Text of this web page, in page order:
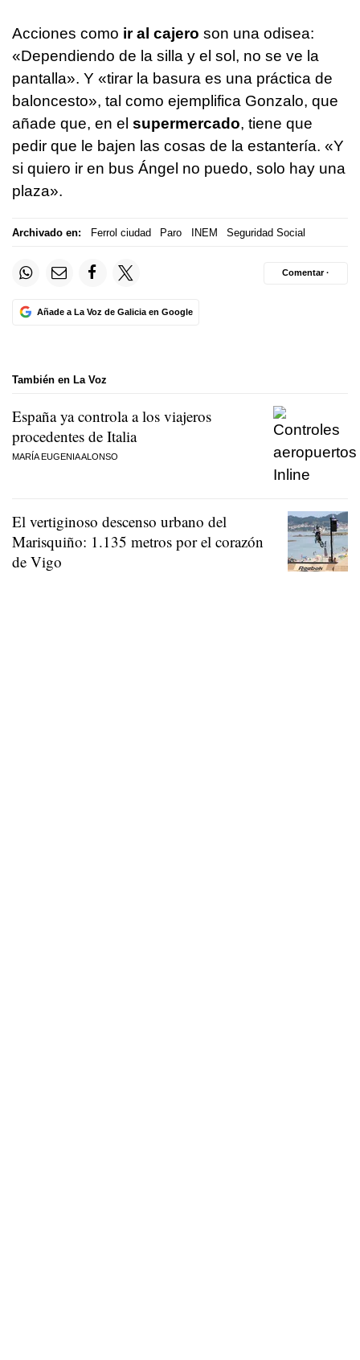
Acciones como ir al cajero son una odisea:
«Dependiendo de la silla y el sol, no se ve la
pantalla». Y «tirar la basura es una práctica de
baloncesto», tal como ejemplifica Gonzalo, que
añade que, en el supermercado, tiene que
pedir que le bajen las cosas de la estantería. «Y
si quiero ir en bus Ángel no puedo, solo hay una
plaza».
Archivado en: Ferrol ciudad Paro INEM Seguridad Social
Añade a La Voz de Galicia en Google
Comentar ·
También en La Voz
España ya controla a los viajeros
procedentes de Italia
MARÍA EUGENIA ALONSO
El vertiginoso descenso urbano del
Marisquiño: 1.135 metros por el corazón
de Vigo